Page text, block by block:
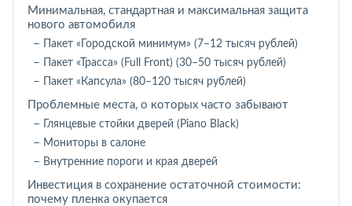
Минимальная, стандартная и максимальная защита
нового автомобиля
Пакет «Городской минимум» (7–12 тысяч рублей)
Пакет «Трасса» (Full Front) (30–50 тысяч рублей)
Пакет «Капсула» (80–120 тысяч рублей)
Проблемные места, о которых часто забывают
Глянцевые стойки дверей (Piano Black)
Мониторы в салоне
Внутренние пороги и края дверей
Инвестиция в сохранение остаточной стоимости:
почему пленка окупается